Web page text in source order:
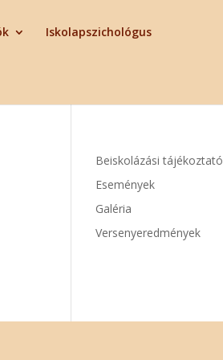
Iskolapszichológus
Beiskolázási tájékoztató
Események
Galéria
Versenyeredmények